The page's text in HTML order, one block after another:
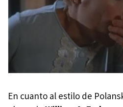
En cuanto al estilo de